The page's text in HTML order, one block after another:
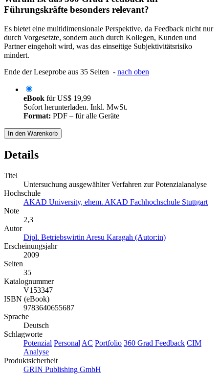
Führungskräfte besonders relevant?
Es bietet eine multidimensionale Perspektive, da Feedback nicht nur
durch Vorgesetzte, sondern auch durch Kollegen, Kunden und
Partner eingeholt wird, was das einseitige Subjektivitätsrisiko
mindert.
Ende der Leseprobe aus 35 Seiten - nach oben
eBook fürUS$ 19,99
Sofort herunterladen. Inkl. MwSt.
Format: PDF – für alle Geräte
In den Warenkorb
Details
Titel
Untersuchung ausgewählter Verfahren zur Potenzialanalyse
Hochschule
AKAD University, ehem. AKAD Fachhochschule Stuttgart
Note
2,3
Autor
Dipl. Betriebswirtin Aresu Karagah (Autor:in)
Erscheinungsjahr
2009
Seiten
35
Katalognummer
V153347
ISBN (eBook)
9783640655687
Sprache
Deutsch
Schlagworte
Potenzial Personal AC Portfolio 360 Grad Feedback CIM
Analyse
Produktsicherheit
GRIN Publishing GmbH